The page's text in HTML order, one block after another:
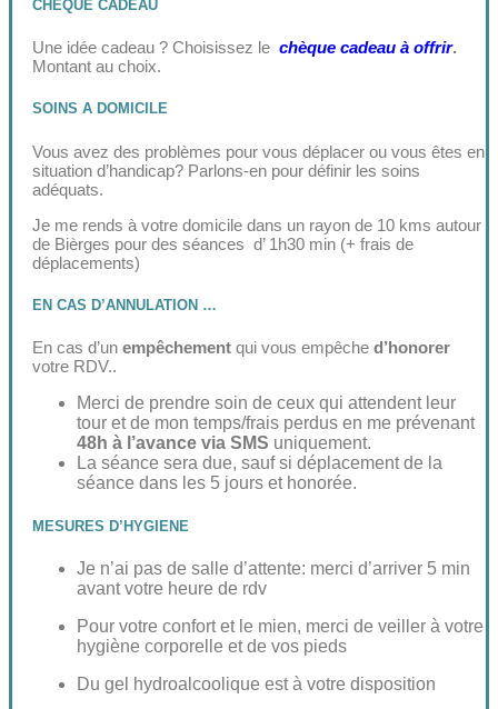
CHEQUE CADEAU
Une idée cadeau ? Choisissez le chèque cadeau à offrir.
Montant au choix.
SOINS A DOMICILE
Vous avez des problèmes pour vous déplacer ou vous êtes en
situation d’handicap? Parlons-en pour définir les soins
adéquats.
Je me rends à votre domicile dans un rayon de 10 kms autour
de Bièrges pour des séances d’ 1h30 min (+ frais de
déplacements)
EN CAS D’ANNULATION …
En cas d’un empêchement qui vous empêche d’honorer
votre RDV..
Merci de prendre soin de ceux qui attendent leur
tour et de mon temps/frais perdus en me prévenant
48h à l’avance via SMS uniquement.
La séance sera due, sauf si déplacement de la
séance dans les 5 jours et honorée.
MESURES D’HYGIENE
Je n’ai pas de salle d’attente: merci d’arriver 5 min
avant votre heure de rdv
Pour votre confort et le mien, merci de veiller à votre
hygiène corporelle et de vos pieds
Du gel hydroalcoolique est à votre disposition